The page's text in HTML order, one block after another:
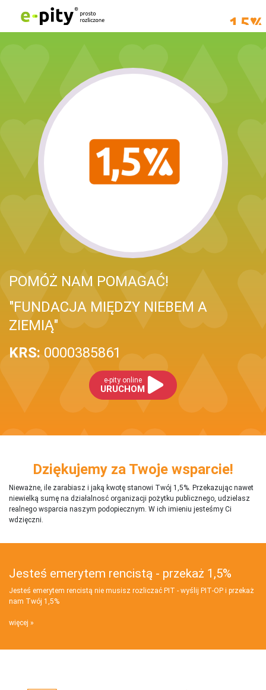
POMÓŻ NAM POMAGAĆ!
"FUNDACJA MIĘDZY NIEBEM A
ZIEMIĄ"
KRS: 0000385861
e-pity online
URUCHOM
Dziękujemy za Twoje wsparcie!
Nieważne, ile zarabiasz i jaką kwotę stanowi Twój 1,5%. Przekazując nawet
niewielką sumę na działalnosć organizacji pożytku publicznego, udzielasz
realnego wsparcia naszym podopiecznym. W ich imieniu jesteśmy Ci
wdzięczni.
Jesteś emerytem rencistą - przekaż 1,5%
Jesteś emerytem rencistą nie musisz rozliczać PIT - wyślij PIT‑OP i przekaż
nam Twój 1,5%
więcej